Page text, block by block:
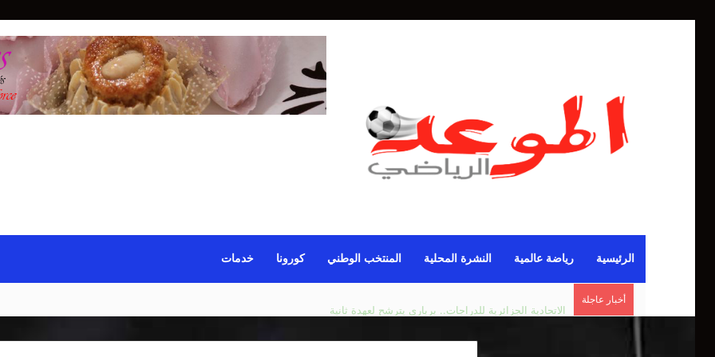
الرئيسية رياضة عالمية النشرة المحلية المنتخب الوطني كورونا خدمات
أخبار عاجلة